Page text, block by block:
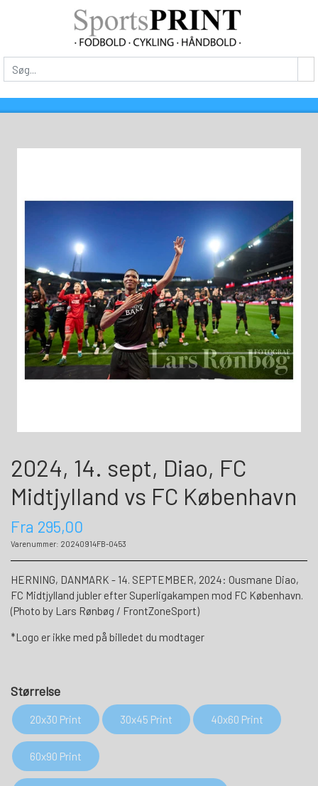
2024, 14. sept, Diao, FC
Midtjylland vs FC København
Fra 295,00
Varenummer: 20240914FB-0453
HERNING, DANMARK - 14. SEPTEMBER, 2024: Ousmane Diao,
FC Midtjylland jubler efter Superligakampen mod FC København.
(Photo by Lars Rønbøg / FrontZoneSport)
*Logo er ikke med på billedet du modtager
Størrelse
20x30 Print 30x45 Print 40x60 Print
60x90 Print